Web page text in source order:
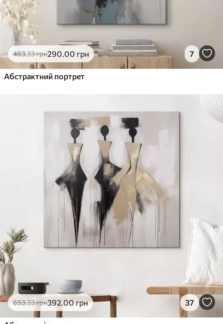
483.33грн290.00 грн 7
Абстрактний портрет
653.33грн392.00грн 37